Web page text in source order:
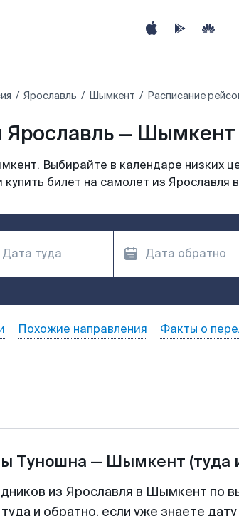
Ярославль Шымкент Расписание
— Шымкент
Выбирайте в календаре низких
купить билет на самолет из
Похожие направления Факты о
Туношна — Шымкент (туда
из Ярославля в Шымкент по
и обратно, если уже знаете